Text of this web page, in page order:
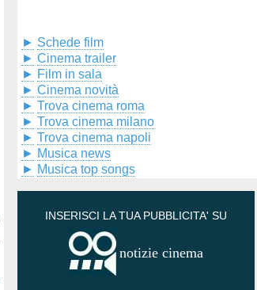
► Schede film
► Cinema trailer
► Film in sala
► Cinema novità
► Trova cinema roma
► Trova cinema milano
► Trova cinema napoli
► Musica news
► Musica top songs
INSERISCI LA TUA PUBBLICITA' SU
notizie cinema